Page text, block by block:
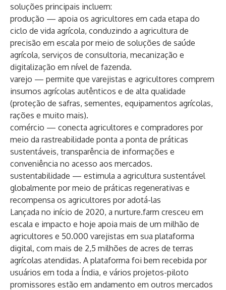
soluções principais incluem:
produção — apoia os agricultores em cada etapa do
ciclo de vida agrícola, conduzindo a agricultura de
precisão em escala por meio de soluções de saúde
agrícola, serviços de consultoria, mecanização e
digitalização em nível de fazenda.
varejo — permite que varejistas e agricultores comprem
insumos agrícolas autênticos e de alta qualidade
(proteção de safras, sementes, equipamentos agrícolas,
rações e muito mais).
comércio — conecta agricultores e compradores por
meio da rastreabilidade ponta a ponta de práticas
sustentáveis, transparência de informações e
conveniência no acesso aos mercados.
sustentabilidade — estimula a agricultura sustentável
globalmente por meio de práticas regenerativas e
recompensa os agricultores por adotá-las
Lançada no início de 2020, a nurture.farm cresceu em
escala e impacto e hoje apoia mais de um milhão de
agricultores e 50.000 varejistas em sua plataforma
digital, com mais de 2,5 milhões de acres de terras
agrícolas atendidas. A plataforma foi bem recebida por
usuários em toda a Índia, e vários projetos-piloto
promissores estão em andamento em outros mercados